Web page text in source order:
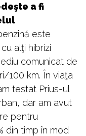
a fi
este
alţi hibrizi
comunicat de
100 km. În viaţa
testat Prius-ul
dar am avut
pentru
din timp în mod